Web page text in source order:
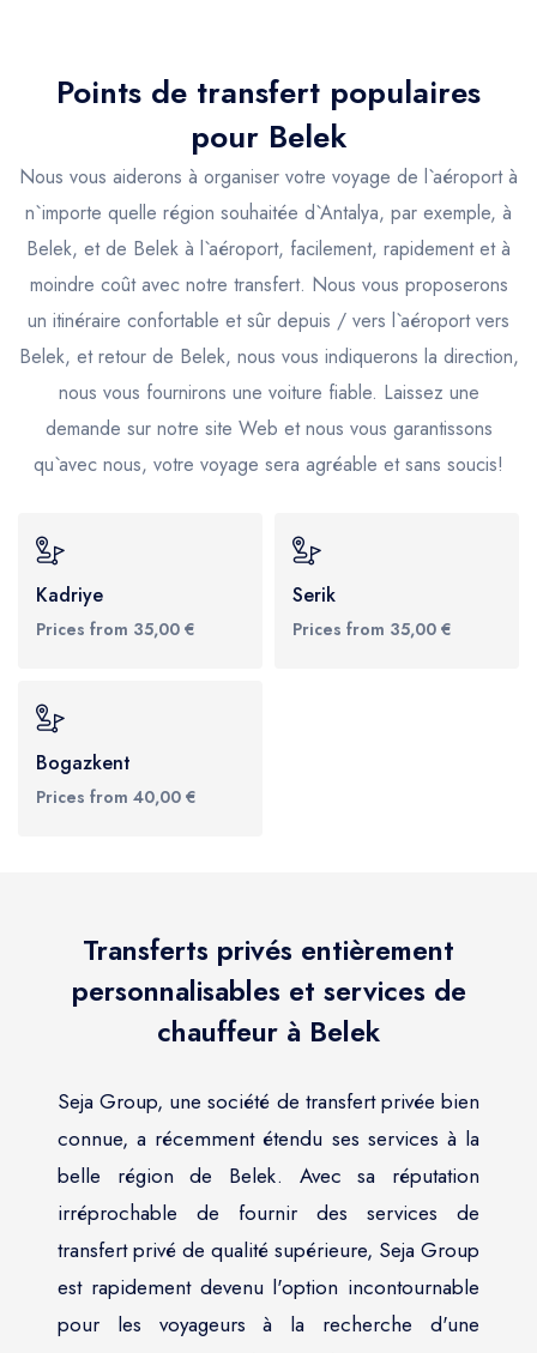
Points de transfert populaires
pour Belek
Nous vous aiderons à organiser votre voyage de l`aéroport à
n`importe quelle région souhaitée d`Antalya, par exemple, à
Belek, et de Belek à l`aéroport, facilement, rapidement et à
moindre coût avec notre transfert. Nous vous proposerons
un itinéraire confortable et sûr depuis / vers l`aéroport vers
Belek, et retour de Belek, nous vous indiquerons la direction,
nous vous fournirons une voiture fiable. Laissez une
demande sur notre site Web et nous vous garantissons
qu`avec nous, votre voyage sera agréable et sans soucis!
Kadriye
Prices from 35,00 €
Serik
Prices from 35,00 €
Bogazkent
Prices from 40,00 €
Transferts privés entièrement
personnalisables et services de
chauffeur à Belek
Seja Group, une société de transfert privée bien
connue, a récemment étendu ses services à la
belle région de Belek. Avec sa réputation
irréprochable de fournir des services de
transfert privé de qualité supérieure, Seja Group
est rapidement devenu l'option incontournable
pour les voyageurs à la recherche d'une